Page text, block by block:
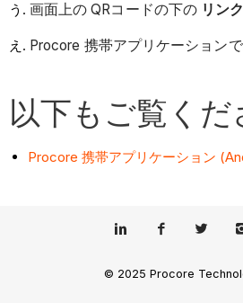
画面上の QRコードの下の リンク
Procore 携帯アプリケーションで
以下もご覧くだ
Procore 携帯アプリケーション
© 2025 Procore